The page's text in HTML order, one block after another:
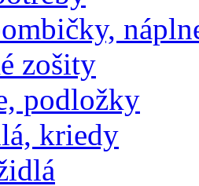
zošity
podložky
kriedy